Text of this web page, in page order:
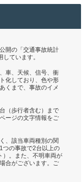
開の「交通事故統計
ています。
車、天候、信号、衝
化しており、色や形
くまで、事故のイメ
（歩行者含む）まで
ージの文字情報をご
、該当車両種別の関
つの事故で2台以上の
）。また、不明車両が
合がございます。ご